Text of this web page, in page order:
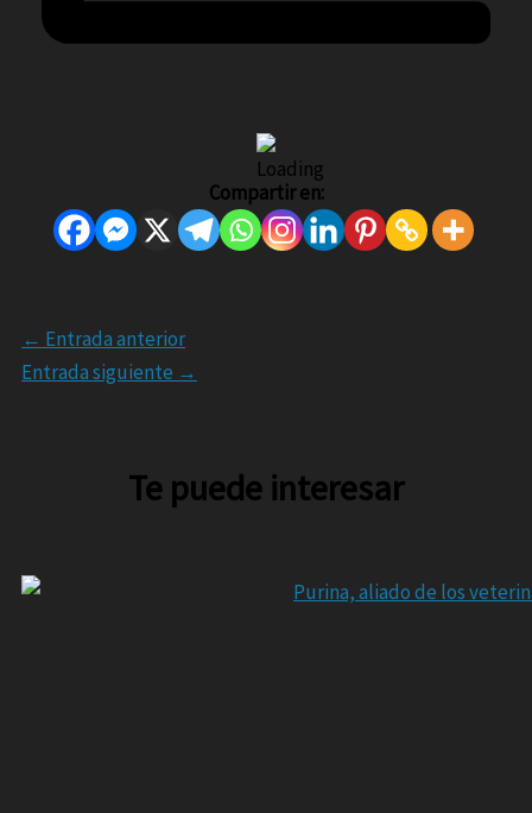
Compartir en:
← Entrada anterior
Entrada siguiente →
Te puede interesar